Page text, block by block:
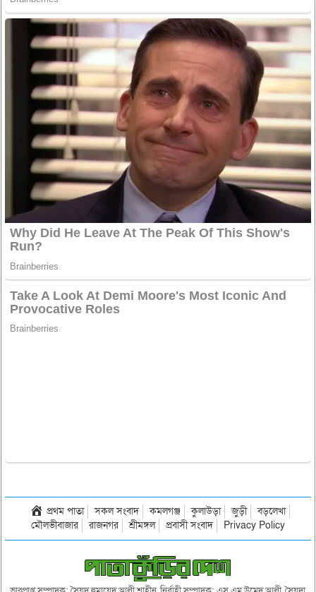
প্রথম পাতা সকল সংবাদ কমলগঞ্জ কুলাউড়া জুড়ী
বড়লেখা
মৌলভীবাজার
রাজনগর শ্রীমঙ্গল প্রবাসী সংবাদ Privacy Policy